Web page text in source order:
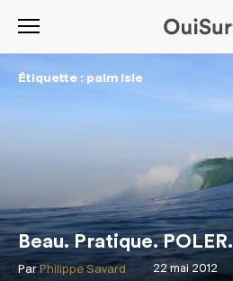
Étiquette : palm isle
Beau. Pratique. POLER.
22 mai 2012
Par Philippe Savard